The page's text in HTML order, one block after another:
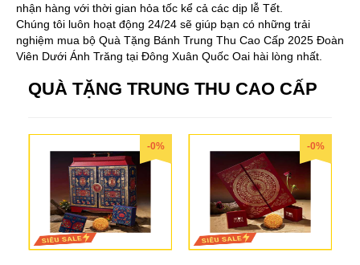
nhận hàng với thời gian hỏa tốc kể cả các dịp lễ Tết.
Chúng tôi luôn hoạt động 24/24 sẽ giúp bạn có những trải
nghiệm mua bộ Quà Tặng Bánh Trung Thu Cao Cấp 2025 Đoàn
Viên Dưới Ánh Trăng tại Đông Xuân Quốc Oai hài lòng nhất.
QUÀ TẶNG TRUNG THU CAO CẤP
-0% -0%